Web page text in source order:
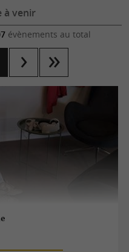
à venir
évènements au total